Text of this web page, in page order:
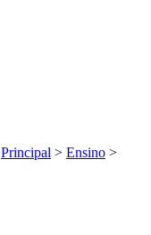
Principal > Ensino >